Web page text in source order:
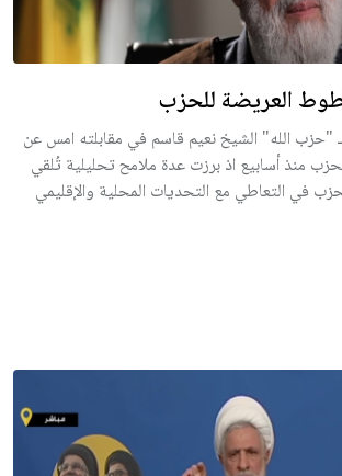
العريضة للحزب
"حزب الله" الشيخ نعيم قاسم في مقابلته امس عن
منذ أسابيع اذ برزت عدة ملامح تحليلية تُلقي
في التعاطي مع التحديات المحلية والإقليمي